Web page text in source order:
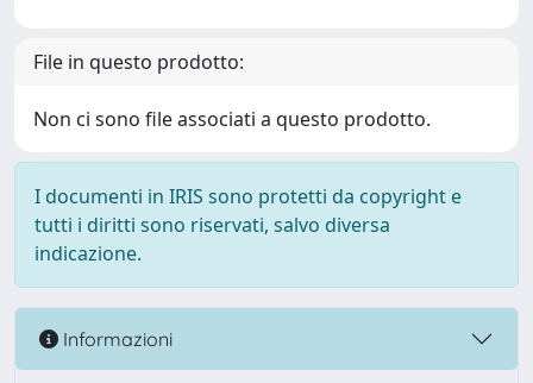
File in questo prodotto:
Non ci sono file associati a questo prodotto.
I documenti in IRIS sono protetti da copyright e
tutti i diritti sono riservati, salvo diversa
indicazione.
Informazioni